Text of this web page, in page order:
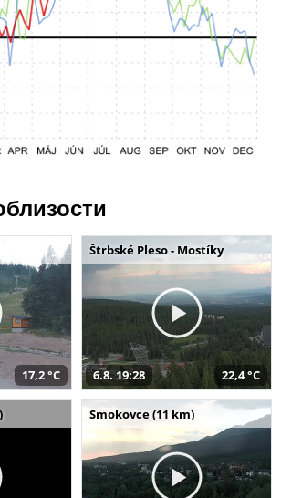
17,2 °C
Štrbské Pleso - Mostíky
6.8. 19:28 22,4 °C
Smokovce (11 km)